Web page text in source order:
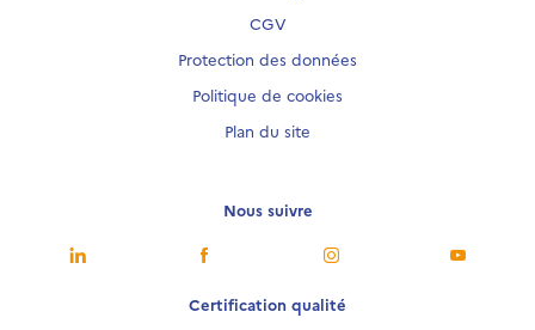
CGV
Protection des données
Politique de cookies
Plan du site
Nous suivre
Certification qualité